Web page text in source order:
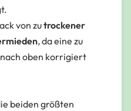
von zutrockener
, da eine zu
oben korrigiert
beiden größten